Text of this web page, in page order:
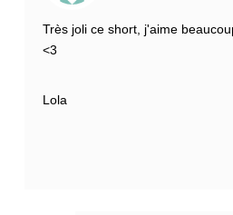
Très joli ce short, j'aime
<3
Lola